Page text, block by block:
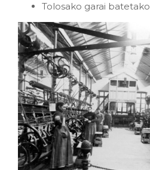
Tolosako garai